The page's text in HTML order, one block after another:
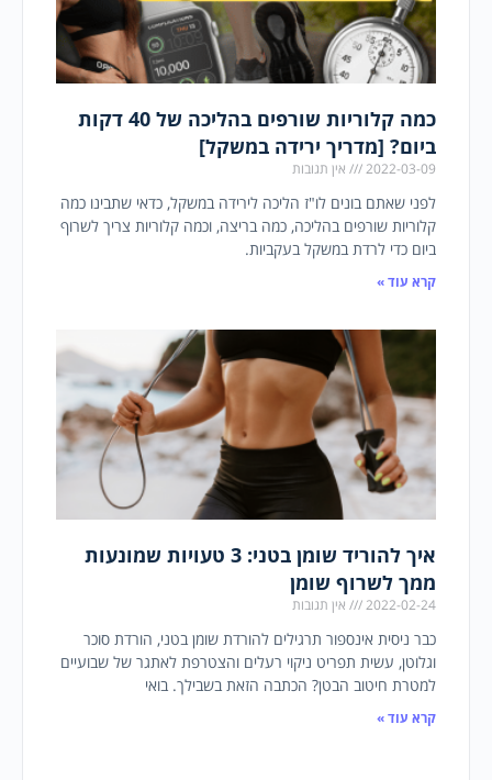
כמה קלוריות שורפים בהליכה של 40 דקות
ביום? [מדריך ירידה במשקל]
2022-03-09 אין תגובות
לפני שאתם בונים לו"ז הליכה לירידה במשקל, כדאי שתבינו כמה
קלוריות שורפים בהליכה, כמה בריצה, וכמה קלוריות צריך לשרוף
ביום כדי לרדת במשקל בעקביות.
קרא עוד »
איך להוריד שומן בטני: 3 טעויות שמונעות
ממך לשרוף שומן
2022-02-24 אין תגובות
כבר ניסית אינספור תרגילים להורדת שומן בטני, הורדת סוכר
וגלוטן, עשית תפריט ניקוי רעלים והצטרפת לאתגר של שבועיים
למטרת חיטוב הבטן? הכתבה הזאת בשבילך. בואי
קרא עוד »